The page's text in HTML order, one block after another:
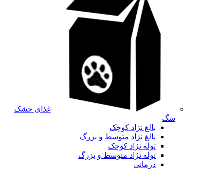
غذای خشک
سگ
بالغ نژاد کوچک
بالغ نژاد متوسط و بزرگ
توله نژاد کوچک
توله نژاد متوسط و بزرگ
درمانی